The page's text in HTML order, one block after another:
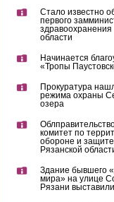
Стало известно
первого
здравоохранения
области
Начинается
«Тропы
Прокуратура
режима охраны
озера
комитет по
обороне и
Рязанской
Здание бывшего
мира» на улице
Рязани